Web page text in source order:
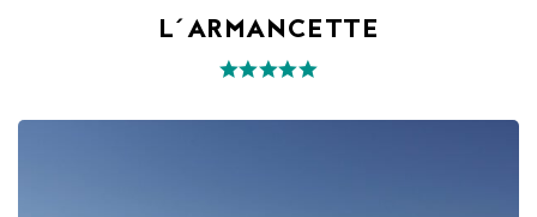
L´ARMANCETTE